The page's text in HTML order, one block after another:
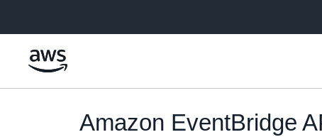
Amazon EventBridge